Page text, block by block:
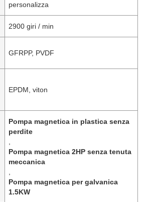
personalizza
2900 giri / min
GFRPP, PVDF
EPDM, viton
Pompa magnetica in plastica senza
perdite
Pompa magnetica 2HP senza tenuta
meccanica
Pompa magnetica per galvanica
1.5KW